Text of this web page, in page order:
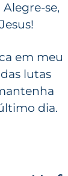
se,
em meu
lutas
dia.